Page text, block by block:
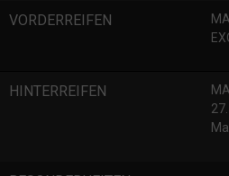
VORDERREIFEN
HINTERREIFEN